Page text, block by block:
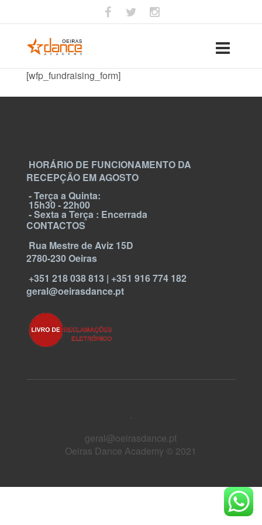
[wfp_fundraising_form]
HORÁRIO DE FUNCIONAMENTO DA
RECEPÇÃO EM AGOSTO
- Terça a Quinta:
15h30 - 22h00
- Sexta a Terça : Encerrada
CONTACTOS
Rua Mestre de Aviz 15D
2780-230 Oeiras
+351 218 038 813 | +351 916 774 182
geral@oeirasdance.pt
geral@oeirasdance.pt
Oeiras Dance Academy © 2021